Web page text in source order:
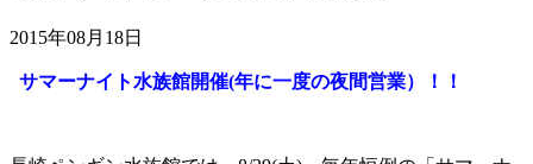
2015年08月18日
サマーナイト水族館開催(年に一度の夜間営業）！！